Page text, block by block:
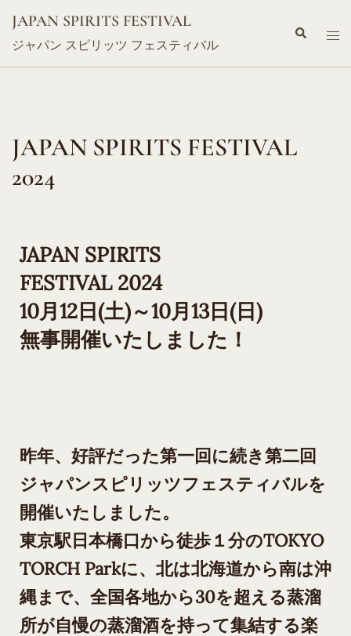
JAPAN SPIRITS FESTIVAL
ジャパン スピリッツ フェスティバル
JAPAN SPIRITS FESTIVAL
2024
JAPAN SPIRITS
FESTIVAL 2024
10月12日(土)～10月13日(日)
無事開催いたしました！
昨年、好評だった第一回に続き第二回
ジャパンスピリッツフェスティバルを
開催いたしました。
東京駅日本橋口から徒歩１分のTOKYO
TORCH Parkに、北は北海道から南は沖
縄まで、全国各地から30を超える蒸溜
所が自慢の蒸溜酒を持って集結する楽